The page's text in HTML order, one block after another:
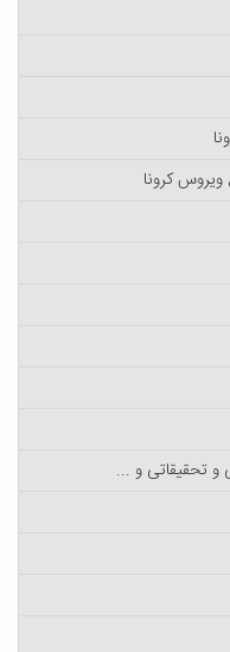
ویروس کرونا
و تحقیقاتی و ...